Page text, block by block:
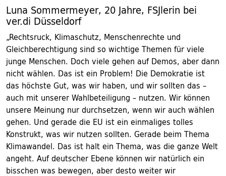
Luna Sommermeyer, 20 Jahre, FSJlerin bei
ver.di Düsseldorf
„Rechtsruck, Klimaschutz, Menschenrechte und
Gleichberechtigung sind so wichtige Themen für viele
junge Menschen. Doch viele gehen auf Demos, aber dann
nicht wählen. Das ist ein Problem! Die Demokratie ist
das höchste Gut, was wir haben, und wir sollten das –
auch mit unserer Wahlbeteiligung – nutzen. Wir können
unsere Meinung nur durchsetzen, wenn wir auch wählen
gehen. Und gerade die EU ist ein ein­maliges tolles
Konstrukt, was wir nutzen sollten. ­Gerade beim Thema
Klimawandel. Das ist halt ein ­Thema, was die ganze Welt
angeht. Auf deutscher Ebene können wir natürlich ein
bisschen was bewegen, aber desto weiter wir